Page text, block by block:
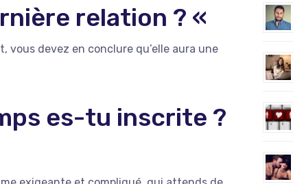
relation ? «
vous devez en conclure qu’elle aura une
es-tu inscrite ?